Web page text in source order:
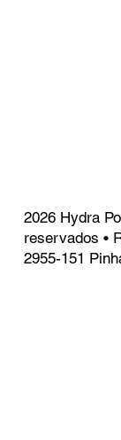
2026 Hydra
reservados •
2955-151